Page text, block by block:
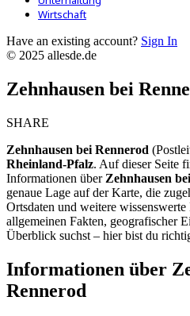
Wirtschaft
Have an existing account? Sign In
© 2025 allesde.de
Zehnhausen bei
SHARE
Zehnhausen bei Rennerod
Rheinland-Pfalz. Auf dieser Seite
Informationen über Zehnhausen
genaue Lage auf der Karte, die
Ortsdaten und weitere
allgemeinen Fakten, geografischer
Überblick suchst – hier bist du
Informationen über
Rennerod